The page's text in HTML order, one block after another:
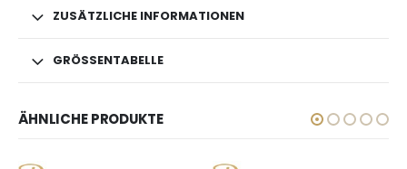
ZUSÄTZLICHE INFORMATIONEN
GRÖSSENTABELLE
ÄHNLICHE PRODUKTE